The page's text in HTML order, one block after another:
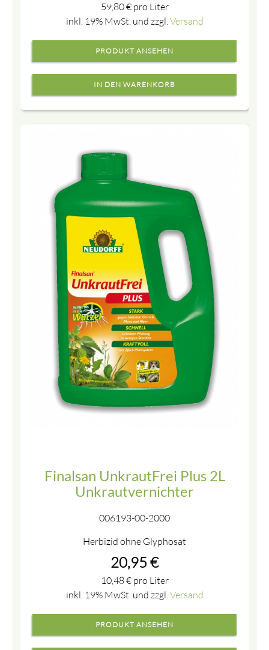
59,80€pro Liter
inkl. 19% MwSt. und zzgl.Versand
PRODUKT ANSEHEN
Finalsan UnkrautFrei Plus 2L
Unkrautvernichter
006193-00-2000
Herbizid ohne Glyphosat
20,95 €
10,48€pro Liter
inkl. 19% MwSt. und zzgl. Versand
PRODUKT ANSEHEN